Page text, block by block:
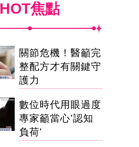
HOT焦點
關節危機！醫籲完
整配方才有關鍵守
護力
數位時代用眼過度
專家籲當心'認知
負荷'